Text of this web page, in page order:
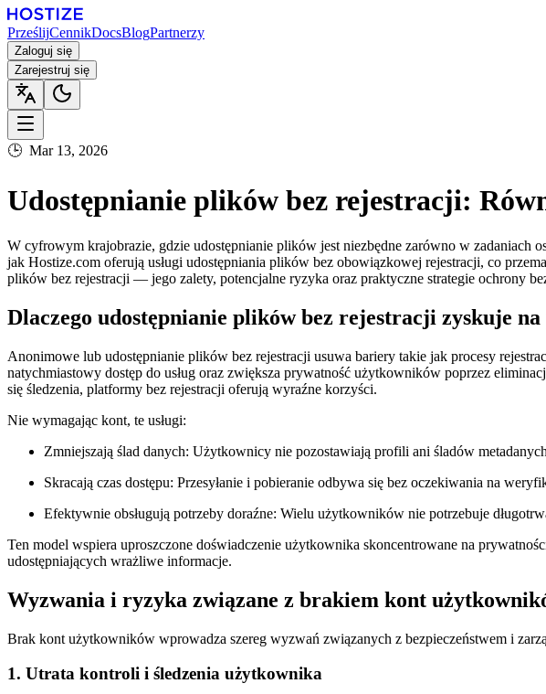
PrześlijCennikDocsBlogPartnerzy
Zaloguj się
Zarejestruj się
🕒 Mar 13, 2026
Udostępnianie plików bez rejestracji:
W cyfrowym krajobrazie, gdzie udostępnianie plików jest niezbędne zarówno w
jak Hostize.com oferują usługi udostępniania plików bez obowiązkowej rejestracji, co
plików bez rejestracji — jego zalety, potencjalne ryzyka oraz praktyczne strategie ochrony
Dlaczego udostępnianie plików bez rejestracji zyskuje
Anonimowe lub udostępnianie plików bez rejestracji usuwa bariery takie jak procesy
natychmiastowy dostęp do usług oraz zwiększa prywatność użytkowników poprzez
się śledzenia, platformy bez rejestracji oferują wyraźne korzyści.
Nie wymagając kont, te usługi:
Zmniejszają ślad danych: Użytkownicy nie pozostawiają profili ani śladów
Skracają czas dostępu: Przesyłanie i pobieranie odbywa się bez oczekiwania na
Efektywnie obsługują potrzeby doraźne: Wielu użytkowników nie potrzebuje
Ten model wspiera uproszczone doświadczenie użytkownika skoncentrowane na
udostępniających wrażliwe informacje.
Wyzwania i ryzyka związane z brakiem kont
Brak kont użytkowników wprowadza szereg wyzwań związanych z bezpieczeństwem i
1. Utrata kontroli i śledzenia użytkownika